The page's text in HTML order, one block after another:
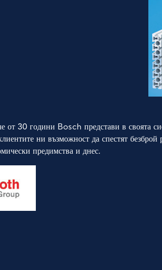
от 30 години Bosch представи в своята
ни възможност да спестят
предимства и днес.